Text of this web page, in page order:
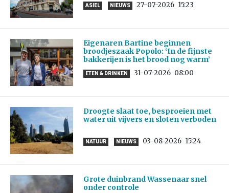
ASIEL NIEUWS 27-07-2026 15:23
Eigenaren Bartine beginnen
broodjeszaak Popolo: ‘In de fijnste
bakkerijen is het brood nog warm’
ETEN & DRINKEN 31-07-2026 08:00
Droogte slaat toe, besproeien met
water uit vijvers en sloten verboden
NATUUR NIEUWS 03-08-2026 15:24
Grote duinbrand Wassenaar snel
onder controle